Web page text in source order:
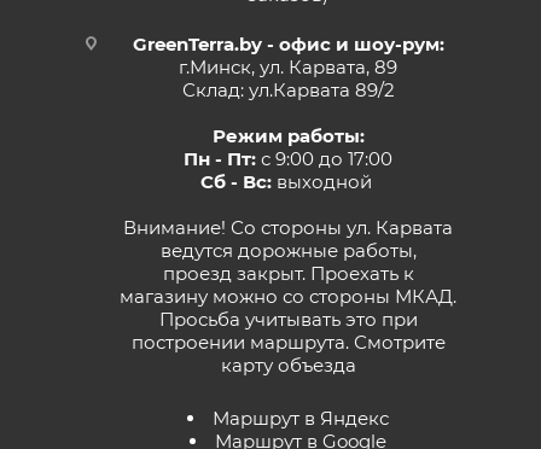
GreenTerra.by - офис и шоу-рум:
г.Минск, ул. Карвата, 89
Склад: ул.Карвата 89/2
Режим работы:
Пн - Пт: с 9:00 до 17:00
Сб - Вс:выходной
Внимание! Со стороны ул. Карвата
ведутся дорожные работы,
проезд закрыт. Проехать к
магазину можно со стороны МКАД.
Просьба учитывать это при
построении маршрута. Смотрите
карту объезда
Маршрут в Яндекс
Маршрут в Google